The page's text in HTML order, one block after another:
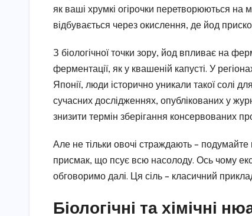
як ваші хрумкі огірочки перетворюються на
відбувається через окислення, де йод
З біологічної точки зору, йод впливає на
ферментації, як у квашеній капусті. У
Японії, люди історично уникали такої солі
сучасних дослідженнях, опублікованих у
знизити термін зберігання консервованих
Але не тільки овочі страждають –
присмак, що псує всю насолоду. Ось чому
обговоримо далі. Ця сіль – класичний
Біологічні та хімічні